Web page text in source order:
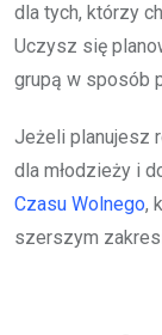
dla tych, którzy
Uczysz się
grupą w sposób
Jeżeli planujesz
dla młodzieży i
Czasu Wolnego,
szerszym